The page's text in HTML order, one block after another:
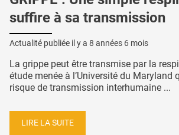
suffire à sa transmission
Actualité publiée il y a 8 années 6 mois
La grippe peut être transmise par la
étude menée à l’Université du Maryland
risque de transmission interhumaine ...
LIRE LA SUITE